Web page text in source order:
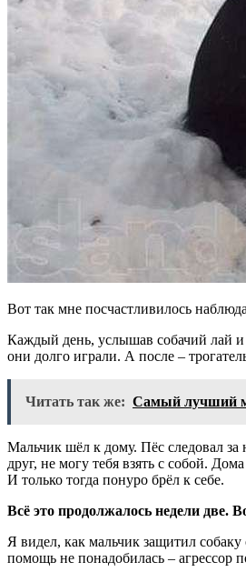
Вот так мне посчастливилось
Каждый день, услышав собачий лай и
они долго играли. А после –
Читать так же: Самый лучший
Мальчик шёл к дому. Пёс следовал за
друг, не могу тебя взять с собой.
И только тогда понуро брёл к себе.
Всё это продолжалось недели две.
Я видел, как мальчик защитил
помощь не понадобилась – агрессор